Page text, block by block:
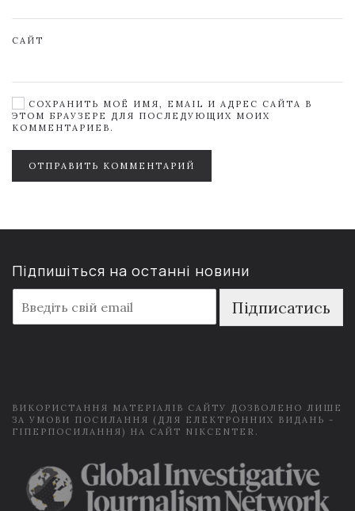
САЙТ
СОХРАНИТЬ МОЁ ИМЯ, EMAIL И АДРЕС САЙТА В
ЭТОМ БРАУЗЕРЕ ДЛЯ ПОСЛЕДУЮЩИХ МОИХ
КОММЕНТАРИЕВ.
ОТПРАВИТЬ КОММЕНТАРИЙ
Підпишіться на останні новини
m
a
Підписатись
ВИКОРИСТАННЯ МАТЕРІАЛІВ САЙТУ ДОЗВОЛЕНО ЛИШЕ
ЗА УМОВИ ПОСИЛАННЯ (ДЛЯ ЕЛЕКТРОННИХ ВИДАНЬ -
ГІПЕРПОСИЛАННЯ) НА САЙТ NIKCENTER.